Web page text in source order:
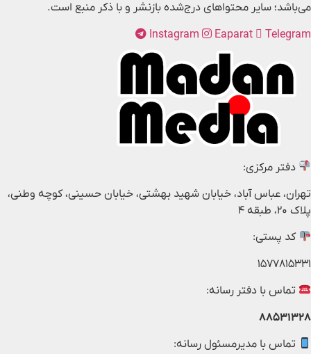
می‌باشد؛ سایر محتواهای درج‌شده بازنشر و با ذکر منبع است.
Instagram
Eaparat Telegram
دفتر مرکزی:
تهران، عباس آباد، خیابان شهید بهشتی، خیابان حسینی، کوچه وطنی،
پلاک ۲۰، طبقه ۴
کد پستی:
۱۵۷۷۸۱۵۳۳۱
تماس با دفتر رسانه:
۸۸۵۳۱۳۲۸
تماس با مدیرمسئول رسانه: